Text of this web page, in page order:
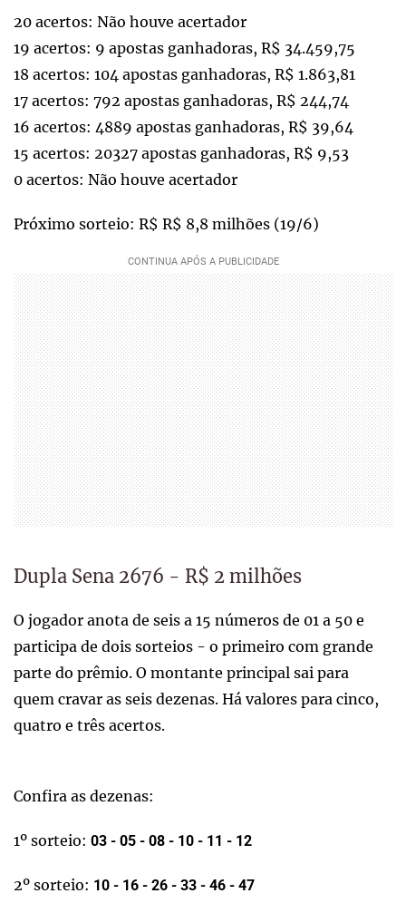
20 acertos: Não houve acertador
19 acertos: 9 apostas ganhadoras, R$ 34.459,75
18 acertos: 104 apostas ganhadoras, R$ 1.863,81
17 acertos: 792 apostas ganhadoras, R$ 244,74
16 acertos: 4889 apostas ganhadoras, R$ 39,64
15 acertos: 20327 apostas ganhadoras, R$ 9,53
0 acertos: Não houve acertador
Próximo sorteio: R$ R$ 8,8 milhões (19/6)
Dupla Sena 2676 - R$ 2 milhões
O jogador anota de seis a 15 números de 01 a 50 e
participa de dois sorteios - o primeiro com grande
parte do prêmio. O montante principal sai para
quem cravar as seis dezenas. Há valores para cinco,
quatro e três acertos.
Confira as dezenas:
1º sorteio: 03 - 05 - 08 - 10 - 11 - 12
2º sorteio: 10 - 16 - 26 - 33 - 46 - 47